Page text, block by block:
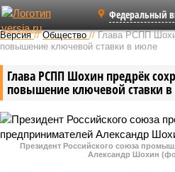
Федеральный
Версия //Общество //Глава РСПП
повышение ключевой ставки в июле
Глава РСПП Шохин предрёк
повышение ключевой ставки
Президент Российского союза
Александр Шохин